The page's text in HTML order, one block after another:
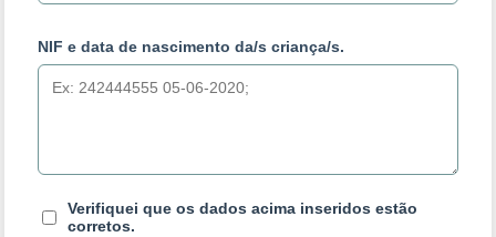
NIF e data de nascimento da/s criança/s.
Verifiquei que os dados acima inseridos estão
corretos.